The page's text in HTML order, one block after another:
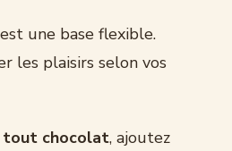
une base flexible.
les plaisirs selon vos
tout chocolat, ajoutez